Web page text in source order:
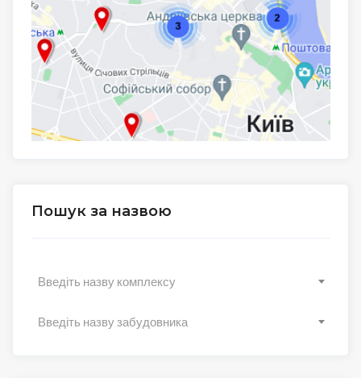
Пошук за назвою
Введіть назву комплексу
Введіть назву забудовника